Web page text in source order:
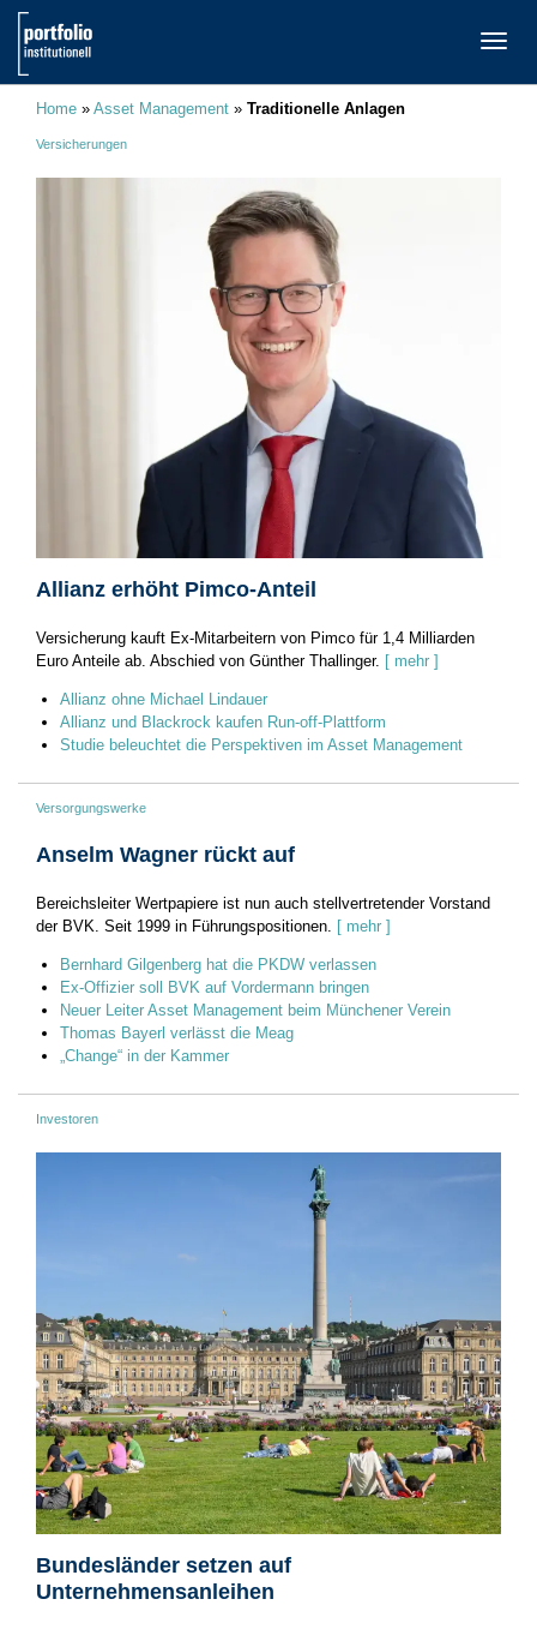
Home » Asset Management » Traditionelle Anlagen
Versicherungen
Allianz erhöht Pimco-Anteil
Versicherung kauft Ex-Mitarbeitern von Pimco für 1,4 Milliarden
Euro Anteile ab. Abschied von Günther Thallinger. [ mehr ]
Allianz ohne Michael Lindauer
Allianz und Blackrock kaufen Run-off-Plattform
Studie beleuchtet die Perspektiven im Asset Management
Versorgungswerke
Anselm Wagner rückt auf
Bereichsleiter Wertpapiere ist nun auch stellvertretender Vorstand
der BVK. Seit 1999 in Führungspositionen. [ mehr ]
Bernhard Gilgenberg hat die PKDW verlassen
Ex-Offizier soll BVK auf Vordermann bringen
Neuer Leiter Asset Management beim Münchener Verein
Thomas Bayerl verlässt die Meag
„Change“ in der Kammer
Investoren
Bundesländer setzen auf
Unternehmensanleihen